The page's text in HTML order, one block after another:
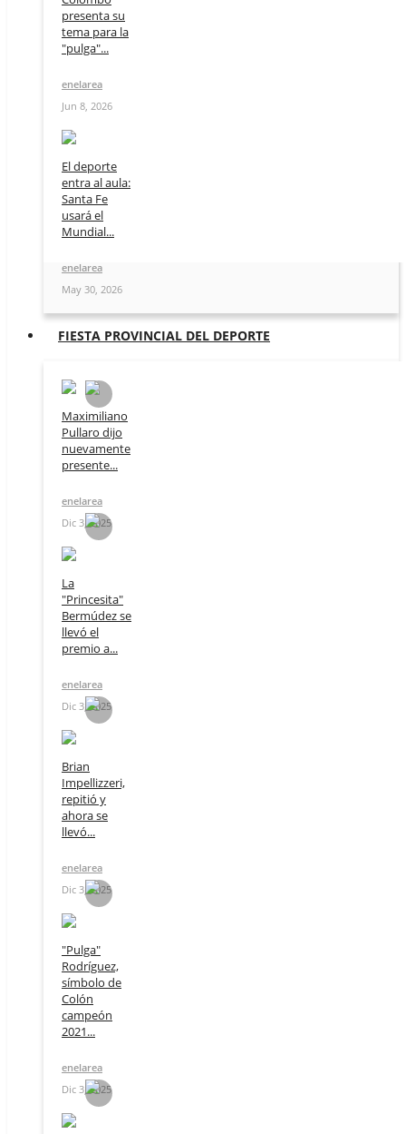
presenta su
tema para la
"pulga"...
enelarea
Jun 8, 2026
El deporte
entra al aula:
Santa Fe
usará el
Mundial...
enelarea
May 30, 2026
FIESTA PROVINCIAL DEL DEPORTE
Maximiliano
Pullaro dijo
nuevamente
presente...
enelarea
Dic 3, 2025
La
"Princesita"
Bermúdez se
llevó el
premio a...
enelarea
Dic 3, 2025
Brian
Impellizzeri,
repitió y
ahora se
llevó...
enelarea
Dic 3, 2025
"Pulga"
Rodríguez,
símbolo de
Colón
campeón
2021...
enelarea
Dic 3, 2025